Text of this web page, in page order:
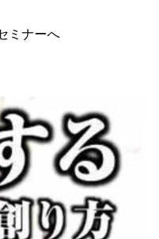
ミナーへ